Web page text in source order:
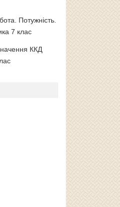
Потужність.
7 клас
ККД